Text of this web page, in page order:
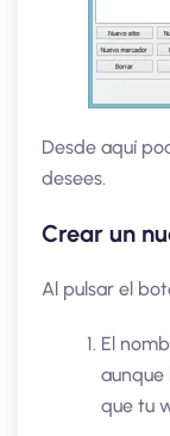
Desde aquí
desees.
Crear un
Al pulsar el
El
aunque
que tu